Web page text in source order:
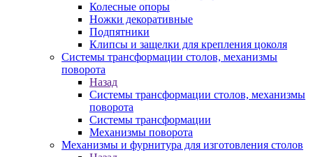
Колесные опоры
Ножки декоративные
Подпятники
Клипсы и защелки для крепления цоколя
Системы трансформации столов, механизмы
поворота
Назад
Системы трансформации столов, механизмы
поворота
Системы трансформации
Механизмы поворота
Механизмы и фурнитура для изготовления столов